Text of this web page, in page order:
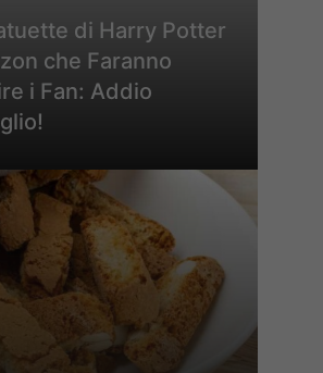
di Harry Potter
che Faranno
i Fan: Addio